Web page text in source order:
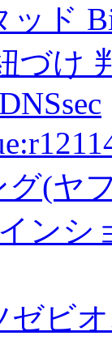
ッド
づけ
グ(ヤ
ンシ
ゼビ